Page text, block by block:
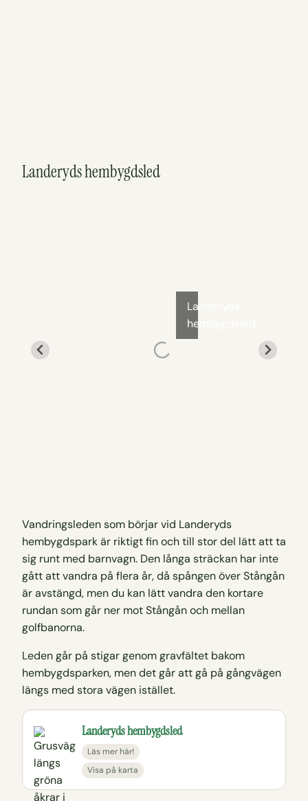
Landeryds hembygdsled
Landeryds
hembygdsled
Vandringsleden som börjar vid Landeryds
hembygdspark är riktigt fin och till stor del lätt att ta
sig runt med barnvagn. Den långa sträckan har inte
gått att vandra på flera år, då spången över Stångån
är avstängd, men du kan lätt vandra den kortare
rundan som går ner mot Stångån och mellan
golfbanorna.
Leden går på stigar genom gravfältet bakom
hembygdsparken, men det går att gå på gångvägen
längs med stora vägen istället.
Landeryds hembygdsled
Läs mer här!
Visa på karta